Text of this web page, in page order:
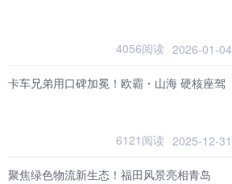
4056阅读 2026-01-04
卡车兄弟用口碑加冕！欧霸・山海 硬核座驾
6121阅读 2025-12-31
聚焦绿色物流新生态！福田风景亮相青岛